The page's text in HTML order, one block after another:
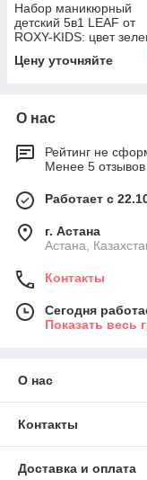
Набор маникюрный
детский 5в1 LEAF от
ROXY-KIDS: цвет
Цену уточняйте
О нас
Рейтинг не
Менее 5
Работает с
г. Астана
Астана,
Контакты
Сегодня
Показать весь
О нас
Контакты
Доставка и оплата